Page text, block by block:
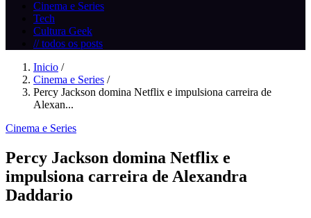
Cinema e Series
Tech
Cultura Geek
// todos os posts
Inicio /
Cinema e Series /
Percy Jackson domina Netflix e impulsiona carreira de
Alexan...
Cinema e Series
Percy Jackson domina Netflix e
impulsiona carreira de Alexandra
Daddario